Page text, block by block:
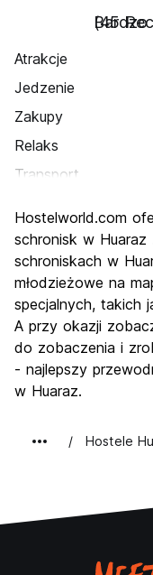
(45
Atrakcje
Jedzenie
Zakupy
Relaks
Transport
Kultura
Imprezy
Najlepsza wartość
Hostelworld.com
schronisk w
schroniskach w
młodzieżowe na
specjalnych, takich
A przy okazji
do zobaczenia i
- najlepszy
w Huaraz.
Hostele